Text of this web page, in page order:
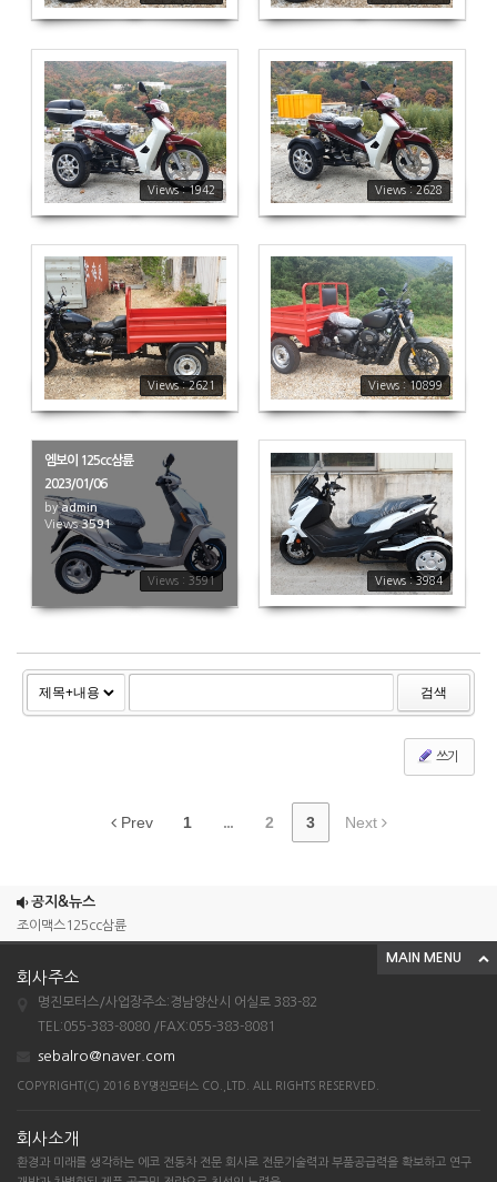
Views : 1942
1942
Views : 2628
2628
Views : 2621
2621
Views : 10899
10899
Views : 3591
엠보이 125cc삼륜
2023/01/06
byadmin
Views3591
Views : 3984
3984
검색
쓰기
Prev 1 ... 2 3 Next
공지&뉴스
조이맥스125cc삼륜
아킬라300 삼륜
시티밴승용배달용
MAIN MENU
회사주소
명진모터스/사업장주소:경남양산시 어실로 383-82
TEL:055-383-8080 /FAX:055-383-8081
sebalro@naver.com
COPYRIGHT(C) 2016 BY명진모터스 CO.,LTD. ALL RIGHTS RESERVED.
회사소개
환경과 미래를 생각하는 에코 전동차 전문 회사로 전문기술력과 부품공급력을 확보하고 연구